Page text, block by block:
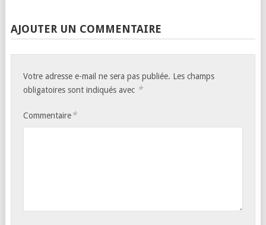
AJOUTER UN COMMENTAIRE
Votre adresse e-mail ne sera pas publiée. Les champs
obligatoires sont indiqués avec *
Commentaire*